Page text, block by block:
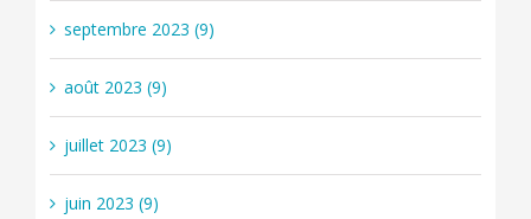
septembre 2023 (9)
août 2023 (9)
juillet 2023 (9)
juin 2023 (9)